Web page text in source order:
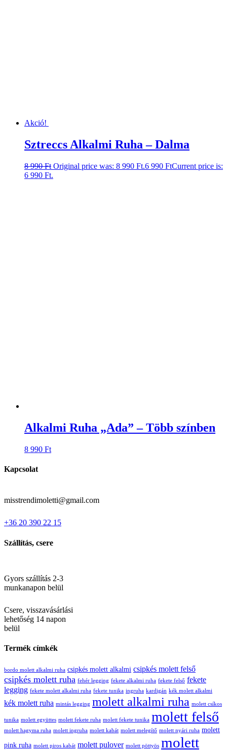
Akció!
Sztreccs Alkalmi Ruha – Dalma
8 990Ft Original price was: 8 990 Ft.6 990 FtCurrent price is:
6 990 Ft.
Alkalmi Ruha „Ada” – Több színben
8 990 Ft
Kapcsolat
misstrendimoletti@gmail.com
+36 20 390 22 15
Szállítás, csere
Gyors szállítás 2-3
munkanapon belül
Csere, visszavásárlási
lehetőség 14 napon
belül
Termék címkék
bordo molett alkalmi ruha csipkés molett alkalmi csipkés molett felső
csipkés molett ruha fehér legging fekete alkalmi ruha fekete felső fekete
legging fekete molett alkalmi ruha fekete tunika ingruha kardigán kék molett alkalmi
kék molett ruha mintás legging molett alkalmi ruha molett csíkos
tunika molett együttes molett fekete ruha molett fekete tunika molett felső
molett hagyma ruha molett ingruha molett kabát molett melegítő molett nyári ruha molett
pink ruha molett piros kabát molett pulover molett pöttyös molett